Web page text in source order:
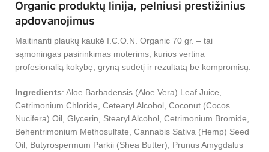
Organic produktų linija, pelniusi prestižinius
apdovanojimus
Maitinanti plaukų kaukė I.C.O.N. Organic 70 gr. – tai
sąmoningas pasirinkimas moterims, kurios vertina
profesionalią kokybę, gryną sudėtį ir rezultatą be kompromisų.
Ingredients: Aloe Barbadensis (Aloe Vera) Leaf Juice,
Cetrimonium Chloride, Cetearyl Alcohol, Coconut (Cocos
Nucifera) Oil, Glycerin, Stearyl Alcohol, Cetrimonium Bromide,
Behentrimonium Methosulfate, Cannabis Sativa (Hemp) Seed
Oil, Butyrospermum Parkii (Shea Butter), Prunus Amygdalus